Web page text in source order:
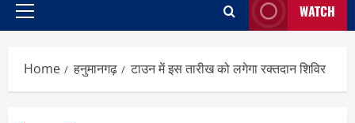
Primary
WATCH
Home हनुमानगढ़ टाउन में इस तारीख को लगेगा रक्तदान शिविर